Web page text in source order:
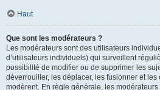
Haut
Que sont les modérateurs ?
Les modérateurs sont des utilisateurs
d’utilisateurs individuels) qui surveillent
possibilité de modifier ou de supprimer les
déverrouiller, les déplacer, les fusionner et les
modèrent. En règle générale, les